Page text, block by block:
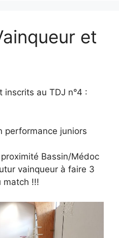
et
inscrits au TDJ n°4 :
performance juniors
Bassin/Médoc
vainqueur à faire 3
match !!!